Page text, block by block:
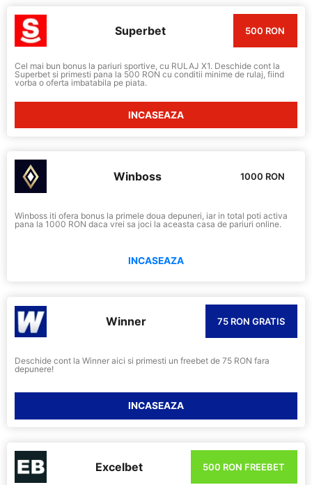
Superbet 500 RON
Cel mai bun bonus la pariuri sportive, cu RULAJ X1. Deschide cont la
Superbet si primesti pana la 500 RON cu conditii minime de rulaj, fiind
vorba o oferta imbatabila pe piata.
INCASEAZA
Winboss 1000 RON
Winboss iti ofera bonus la primele doua depuneri, iar in total poti activa
pana la 1000 RON daca vrei sa joci la aceasta casa de pariuri online.
INCASEAZA
Winner 75 RON GRATIS
Deschide cont la Winner aici si primesti un freebet de 75 RON fara
depunere!
INCASEAZA
Excelbet 500 RON FREEBET